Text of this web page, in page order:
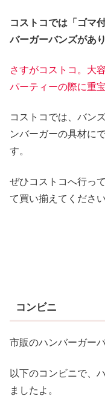
コストコでは「ゴマ
バーガーバンズがあり
さすがコストコ。大
パーティーの際に重
コストコでは、バン
ンバーガーの具材に
す。
ぜひコストコへ行っ
て買い揃えてください
コンビニ
市販のハンバーガー
以下のコンビニで、
ましたよ。